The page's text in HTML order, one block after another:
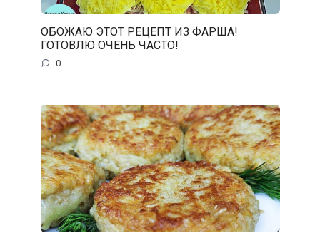
ОБОЖАЮ ЭТОТ РЕЦЕПТ ИЗ ФАРША!
ГОТОВЛЮ ОЧЕНЬ ЧАСТО!
0